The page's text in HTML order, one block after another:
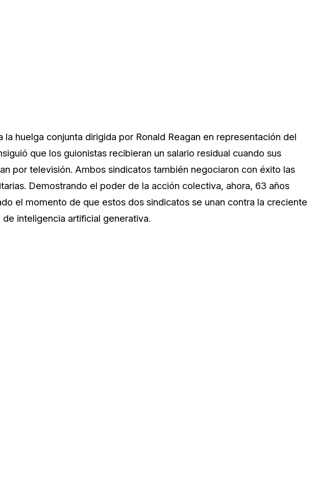
la huelga conjunta dirigida por Ronald Reagan en representación del
que los guionistas recibieran un salario residual cuando sus
por televisión. Ambos sindicatos también negociaron con éxito las
Demostrando el poder de la acción colectiva, ahora, 63 años
el momento de que estos dos sindicatos se unan contra la creciente
inteligencia artificial generativa.